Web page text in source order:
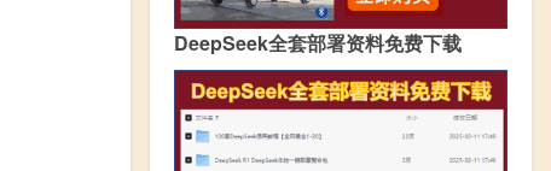
DeepSeek全套部署资料免费下载